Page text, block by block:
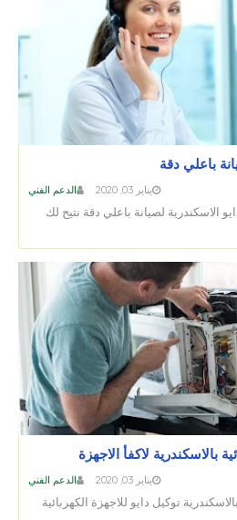
باعلي دقة
الدعم الفني يناير 03, 2020
الاسكندرية لصيانة باعلي دقة نتيح لك
بالاسكندرية لاكفأ الاجهزة
الدعم الفني يناير 03, 2020
توكيل دايو للاجهزة الكهربائية